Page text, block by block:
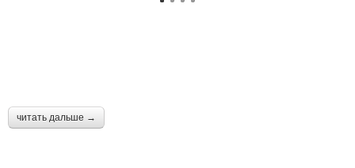
читать дальше →